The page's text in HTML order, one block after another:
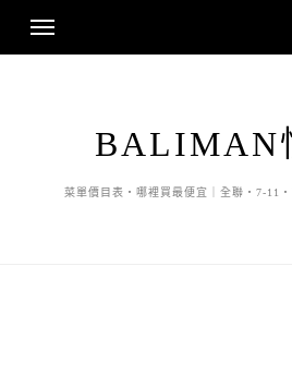
BALIMAN
菜單價目表・哪裡買最便宜｜全聯・7-11